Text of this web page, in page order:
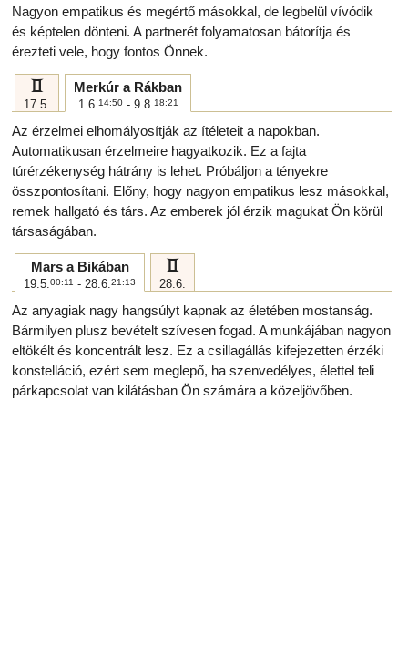
Nagyon empatikus és megértő másokkal, de legbelül vívódik
és képtelen dönteni. A partnerét folyamatosan bátorítja és
érezteti vele, hogy fontos Önnek.
c
17.5.
Merkúr a Rákban
1.6.14:50- 9.8.18:21
Az érzelmei elhomályosítják az ítéleteit a napokban.
Automatikusan érzelmeire hagyatkozik. Ez a fajta
túrérzékenység hátrány is lehet. Próbáljon a tényekre
összpontosítani. Előny, hogy nagyon empatikus lesz másokkal,
remek hallgató és társ. Az emberek jól érzik magukat Ön körül
társaságában.
Mars a Bikában
19.5.00:11 - 28.6.21:13
c
28.6.
Az anyagiak nagy hangsúlyt kapnak az életében mostanság.
Bármilyen plusz bevételt szívesen fogad. A munkájában nagyon
eltökélt és koncentrált lesz. Ez a csillagállás kifejezetten érzéki
konstelláció, ezért sem meglepő, ha szenvedélyes, élettel teli
párkapcsolat van kilátásban Ön számára a közeljövőben.